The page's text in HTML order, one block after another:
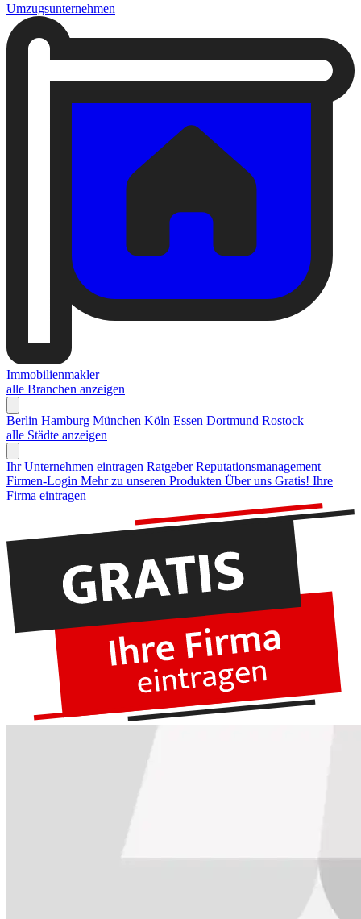
Umzugsunternehmen
Immobilienmakler
alle Branchen anzeigen
Berlin Hamburg München Köln Essen Dortmund Rostock
alle Städte anzeigen
Ihr Unternehmen eintragen Ratgeber Reputationsmanagement
Firmen-Login Mehr zu unseren Produkten Über uns Gratis! Ihre
Firma eintragen